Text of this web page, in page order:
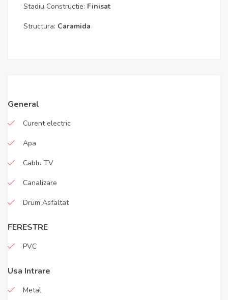
Stadiu Constructie: Finisat
Structura: Caramida
General
Curent electric
Apa
Cablu TV
Canalizare
Drum Asfaltat
FERESTRE
PVC
Usa Intrare
Metal